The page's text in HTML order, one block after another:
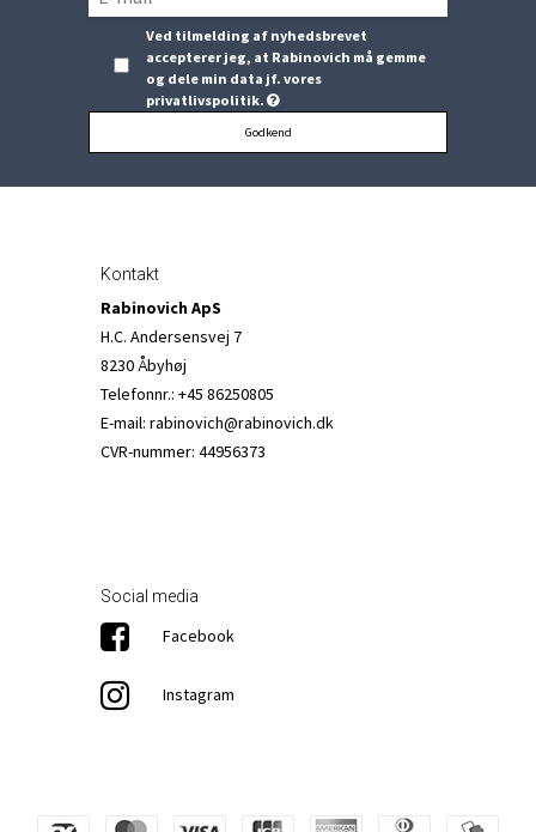
Ved tilmelding af nyhedsbrevet
accepterer jeg, at Rabinovich må gemme
og dele min data jf. vores
privatlivspolitik.
Godkend
Kontakt
Rabinovich ApS
H.C. Andersensvej 7
8230 Åbyhøj
Telefonnr.: +45 86250805
E-mail: rabinovich@rabinovich.dk
CVR-nummer: 44956373
Social media
Facebook
Instagram